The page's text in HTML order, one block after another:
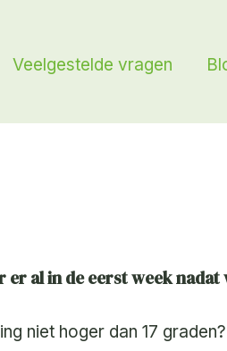
Veelgestelde vragen
al in de eerst week nadat
niet hoger dan 17